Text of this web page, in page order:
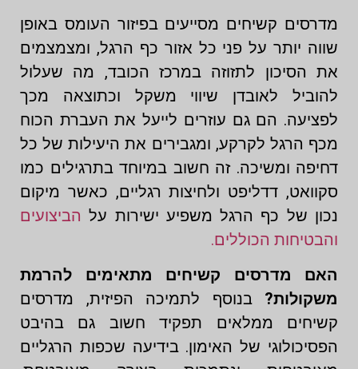
מדרסים קשיחים מסייעים בפיזור העומס באופן
שווה יותר על פני כל אזור כף הרגל, ומצמצמים
את הסיכון לתזוזה במרכז הכובד, מה שעלול
להוביל לאובדן שיווי משקל וכתוצאה מכך
לפציעה. הם גם עוזרים לייעל את העברת הכוח
מכף הרגל לקרקע, ומגבירים את היעילות של כל
דחיפה ומשיכה. זה חשוב במיוחד בתרגילים כמו
סקוואט, דדליפט ולחיצות רגליים, כאשר מיקום
נכון של כף הרגל משפיע ישירות על הביצועים
והבטיחות הכוללים.
האם מדרסים קשיחים מתאימים להרמת
משקולות? בנוסף לתמיכה הפיזית, מדרסים
קשיחים ממלאים תפקיד חשוב גם בהיבט
הפסיכולוגי של האימון. בידיעה שכפות הרגליים